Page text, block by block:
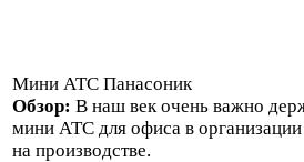
Мини АТС Панасоник
Обзор: В наш век очень важно
мини АТС для офиса в организации
на производстве.